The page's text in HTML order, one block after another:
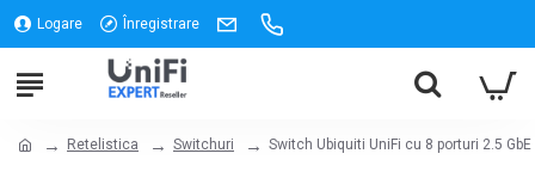
Logare Înregistrare
Retelistica Switchuri Switch Ubiquiti UniFi cu 8 porturi 2.5 GbE